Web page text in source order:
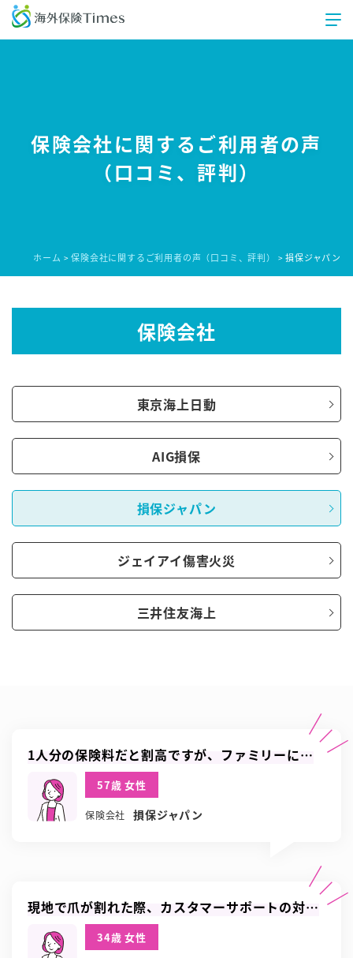
保険会社に関するご利用者の声
（口コミ、評判）
ホーム >保険会社に関するご利用者の声（口コミ、評判） >損保ジャパン
保険会社
東京海上日動
AIG損保
損保ジャパン
ジェイアイ傷害火災
三井住友海上
1人分の保険料だと割高ですが、ファミリーにす
るとさらに割引が適用されます
57歳 女性
保険会社 損保ジャパン
現地で爪が割れた際、カスタマーサポートの対応
がとても素早くで良かったです
34歳 女性